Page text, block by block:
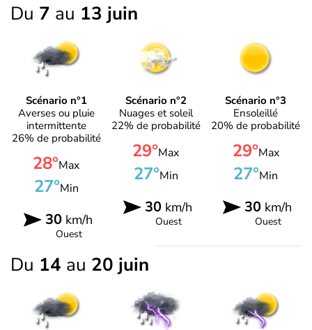
Du 7 au 13 juin
Scénario n°1
Averses ou pluie
intermittente
26% de probabilité
28°Max
27°Min
30km/h
Ouest
Scénario n°2
Nuages et soleil
22% de probabilité
29°Max
27°Min
30km/h
Ouest
Scénario n°3
Ensoleillé
20% de probabilité
29°Max
27°Min
30 km/h
Ouest
Du 14 au 20 juin